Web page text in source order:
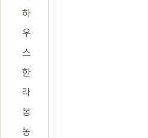
하
우
스
한
라
봉
농